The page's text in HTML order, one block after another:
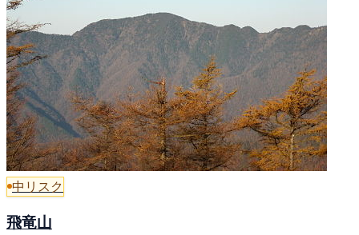
中リスク
飛竜山